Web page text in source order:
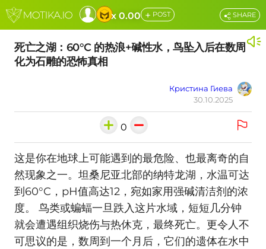
x 0.00 + POST
死亡之湖：60°C 的热浪+碱性水，鸟坠入后在数周
化为石雕的恐怖真相
Кристина Гиева
30.10.2025
SHARE
0
这是你在地球上可能遇到的最危险、也最离奇的自
然现象之一。坦桑尼亚北部的纳特龙湖，水温可达
到60°C，pH值高达12，宛如家用强碱清洁剂的浓
度。 鸟类或蝙蝠一旦跌入这片水域，短短几分钟
就会遭遇组织烧伤与热休克，最终死亡。更令人不
可思议的是，数周到一个月后，它们的遗体在水中